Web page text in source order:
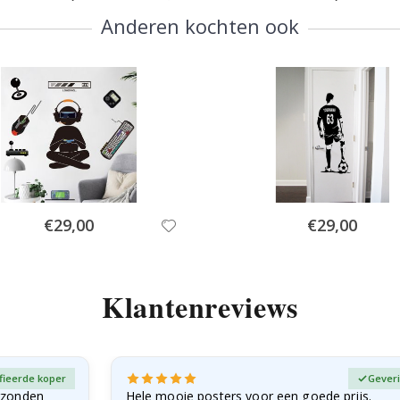
Anderen kochten ook
Special
Price
€29,00 Special
Price
€29,00
Klantenreviews
koper
Hele mooie posters voor een goede prijs.